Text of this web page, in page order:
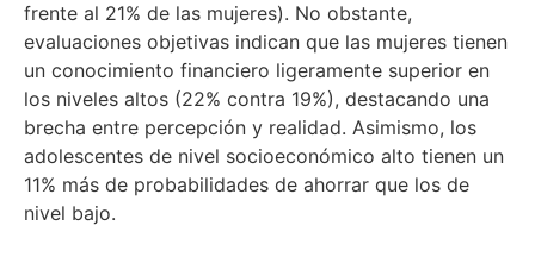
frente al 21% de las mujeres). No obstante,
evaluaciones objetivas indican que las mujeres tienen
un conocimiento financiero ligeramente superior en
los niveles altos (22% contra 19%), destacando una
brecha entre percepción y realidad. Asimismo, los
adolescentes de nivel socioeconómico alto tienen un
11% más de probabilidades de ahorrar que los de
nivel bajo.